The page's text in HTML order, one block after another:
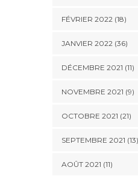
FÉVRIER 2022 (18)
JANVIER 2022 (36)
DÉCEMBRE 2021 (11)
NOVEMBRE 2021 (9)
OCTOBRE 2021 (21)
SEPTEMBRE 2021 (13)
AOÛT 2021 (11)